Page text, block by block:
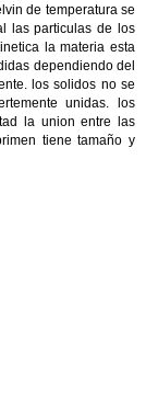
de temperatura se
las particulas de los
la materia esta
dependiendo del
los solidos no se
unidas. los
la union entre las
tiene tamaño y